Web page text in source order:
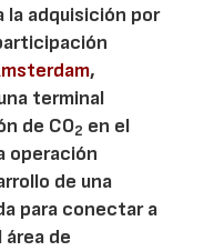
la adquisición por
,
terminal
de CO2 en el
operación
de una
para conectar a
de